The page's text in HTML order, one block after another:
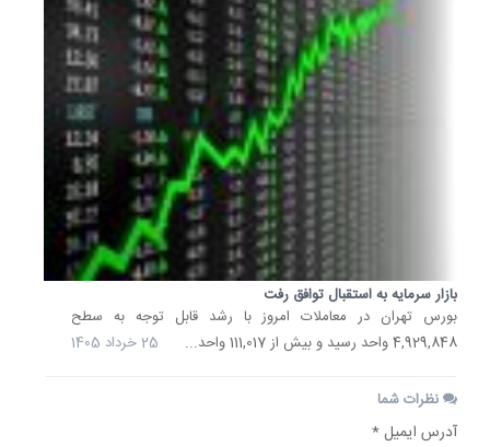
بازار سرمایه به استقبال توافق رفت
بورس تهران در معاملات امروز با رشد قابل توجه به سطح
4,929,848 واحد رسید و بیش از 111,017 واحد...
25 خرداد 1405
نظرات شما
آدرس ایمیل *